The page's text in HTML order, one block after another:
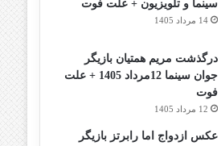
سینما و تلویزیون + علت فوت
14 مرداد 1405
درگذشت مریم همتیان بازیگر
جوان سینما 12مرداد 1405 + علت
فوت
12 مرداد 1405
عکس ازدواج اما رابرتز بازیگر